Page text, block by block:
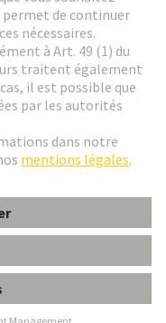
16mm²
de Vente